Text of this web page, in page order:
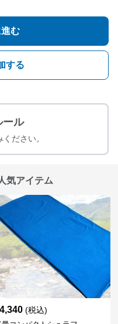
む
する
ール
ださい。
気アイテム
(税込)